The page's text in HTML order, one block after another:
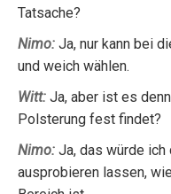
Tatsache?
Nimo: Ja, nur kann bei
und weich wählen.
Witt: Ja, aber ist es
Polsterung fest findet?
Nimo: Ja, das würde ich
ausprobieren lassen,